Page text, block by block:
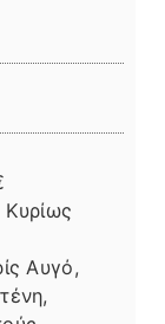
Κυρίως
Αυγό,